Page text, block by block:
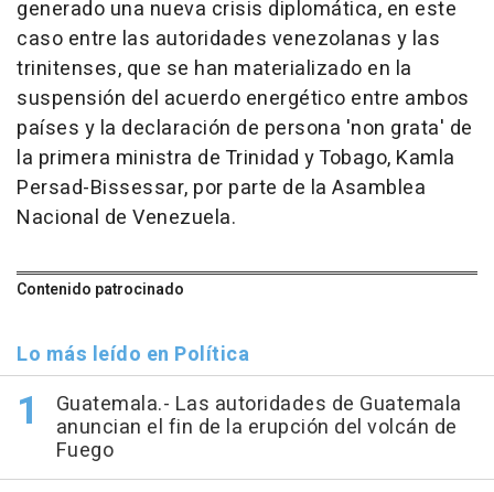
generado una nueva crisis diplomática, en este
caso entre las autoridades venezolanas y las
trinitenses, que se han materializado en la
suspensión del acuerdo energético entre ambos
países y la declaración de persona 'non grata' de
la primera ministra de Trinidad y Tobago, Kamla
Persad-Bissessar, por parte de la Asamblea
Nacional de Venezuela.
Contenido patrocinado
Lo más leído en Política
Guatemala.- Las autoridades de Guatemala
anuncian el fin de la erupción del volcán de
Fuego